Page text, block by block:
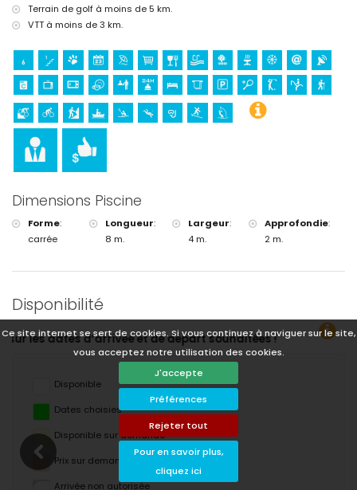
Ce site internet se sert de cookies. Si vous continuez à naviguer sur le site,
vous acceptez notre utilisation des cookies.
J'accepte
Préférences
Rejeter tout
Pour en savoir plus,
cliquez ici
Terrain de golf à moins de 5 km.
VTT à moins de 3 km.
Dimensions Piscine
Forme:
carrée
Longueur:
8 m.
Largeur:
4 m.
Approfondie:
2 m.
Disponibilité
!
Disponible
Dates choisies
Disponible sur demande
Prix ​​sur demande
Arrivée non autorisée